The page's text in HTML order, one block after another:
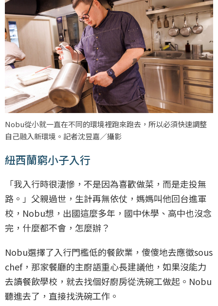
Nobu從小就一直在不同的環境裡跑來跑去，所以必須快速調整
自己融入新環境。記者沈昱嘉／攝影
紐西蘭窮小子入行
「我入行時很淒慘，不是因為喜歡做菜，而是走投無
路。」父親過世，生計再無依仗，媽媽叫他回台進軍
校，Nobu想，出國這麼多年，國中休學、高中也沒念
完，什麼都不會，怎麼辦？
Nobu選擇了入行門檻低的餐飲業，傻傻地去應徵sous
chef，那家餐廳的主廚語重心長建議他，如果沒能力
去讀餐飲學校，就去找個好廚房從洗碗工做起。Nobu
聽進去了，直接找洗碗工作。